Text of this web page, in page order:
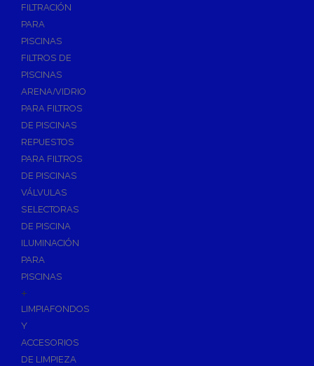
FILTRACIÓN
PARA
PISCINAS
FILTROS DE
PISCINAS
ARENA/VIDRIO
PARA FILTROS
DE PISCINAS
REPUESTOS
PARA FILTROS
DE PISCINAS
VÁLVULAS
SELECTORAS
DE PISCINA
ILUMINACIÓN
PARA
PISCINAS
+
LIMPIAFONDOS
Y
ACCESORIOS
DE LIMPIEZA